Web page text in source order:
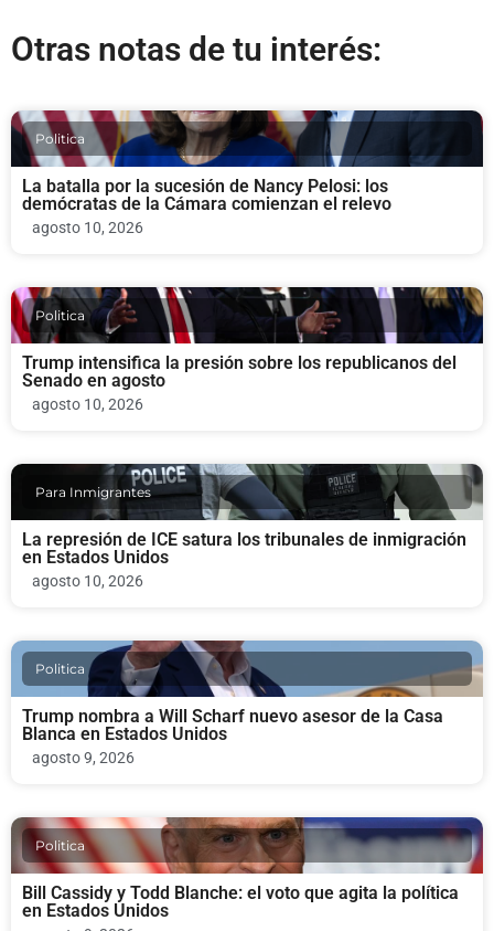
Otras notas de tu interés:
Politica
La batalla por la sucesión de Nancy Pelosi: los
demócratas de la Cámara comienzan el relevo
agosto 10, 2026
Politica
Trump intensifica la presión sobre los republicanos del
Senado en agosto
agosto 10, 2026
Para Inmigrantes
La represión de ICE satura los tribunales de inmigración
en Estados Unidos
agosto 10, 2026
Politica
Trump nombra a Will Scharf nuevo asesor de la Casa
Blanca en Estados Unidos
agosto 9, 2026
Politica
Bill Cassidy y Todd Blanche: el voto que agita la política
en Estados Unidos